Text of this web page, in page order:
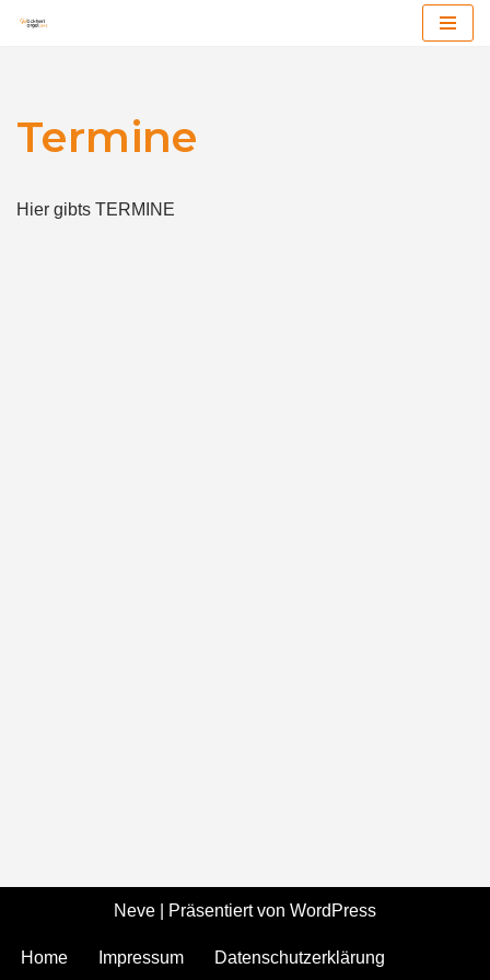
Termine
Hier gibts TERMINE
Neve | Präsentiert von WordPress
Home Impressum Datenschutzerklärung